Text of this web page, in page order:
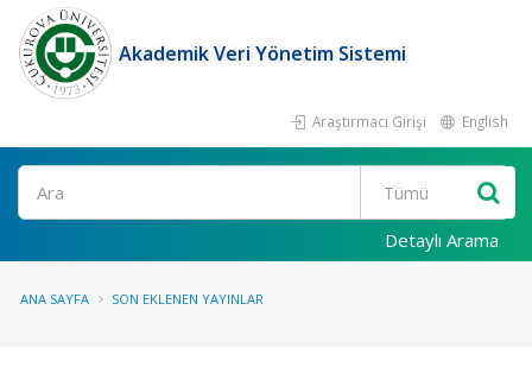
Akademik Veri Yönetim Sistemi
Araştırmacı Girişi English
Ara
Detaylı Arama
ANA SAYFA SON EKLENEN YAYINLAR